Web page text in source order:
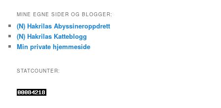
MINE EGNE SIDER OG BLOGGER:
(N) Hakrilas Abyssineroppdrett
(N) Hakrilas Katteblogg
Min private hjemmeside
STATCOUNTER: